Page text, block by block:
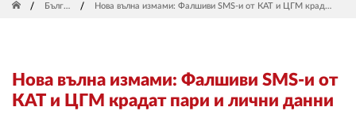
България Нова вълна измами: Фалшиви SMS-и от КАТ и ЦГМ крадат пари и лични данни
Нова вълна измами: Фалшиви SMS-и от
КАТ и ЦГМ крадат пари и лични данни
ДРУГИ